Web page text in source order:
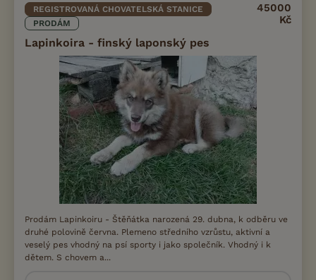
REGISTROVANÁ CHOVATELSKÁ STANICE
PRODÁM
Lapinkoira - finský laponský pes
45000
Kč
Prodám Lapinkoiru - Štěňátka narozená 29. dubna, k odběru ve
druhé polovině června. Plemeno středního vzrůstu, aktivní a
veselý pes vhodný na psí sporty i jako společník. Vhodný i k
dětem. S chovem a...